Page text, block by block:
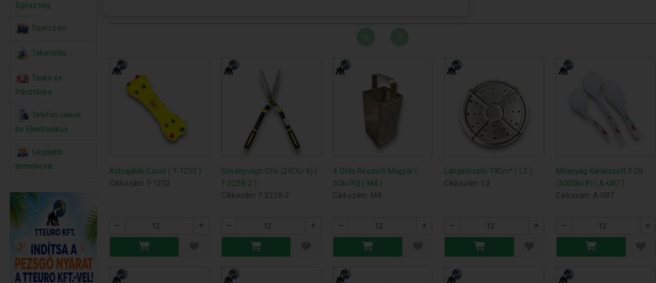
Egészség
Szerszám
Takaristás
Táska és
Pénztáska
Telefon cikkek
és Elektronikus
Legújabb
termékeink
Kutyajáték Csont ( T-1253 )
Cikkszám: T-1253
Sövényvágó Olló (24Db/#) (
T-2228-2 )
Cikkszám: T-2228-2
4 Olda Reszelő Magyar (
5Db/Kt) ( M4 )
Cikkszám: M4
Lángelósztó 19Cm* ( L3 )
Cikkszám: L3
Műanyag Kanálszett 3.Db
(300Db/#) ( A-087 )
Cikkszám: A-087